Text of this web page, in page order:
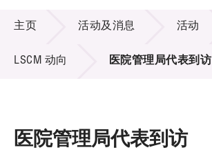
技术商品化
项目及资助计划
活动及消息
活动及消息
主页 活动及消息 活动
LSCM 动向 医院管理局代表到访
医院管理局代表到访